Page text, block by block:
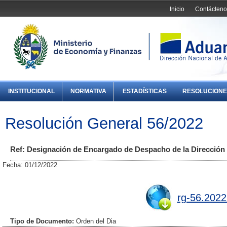
Inicio
INSTITUCIONAL NORMATIVA ESTADÍSTICAS
Resolución General 56/2022
Ref: Designación de Encargado de Despacho de la
Fecha: 01/12/2022
rg-
Tipo de Documento: Orden del Dia